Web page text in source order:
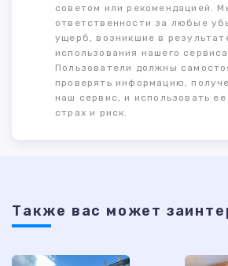
советом или рекомендацией.
ответственности за любые
ущерб, возникшие в
использования нашего
Пользователи должны
проверять информацию,
наш сервис, и использовать ее
страх и риск.
Также ваc может